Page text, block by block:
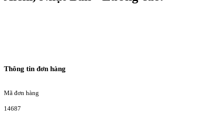
Thông tin đơn hàng
Mã đơn hàng
14687